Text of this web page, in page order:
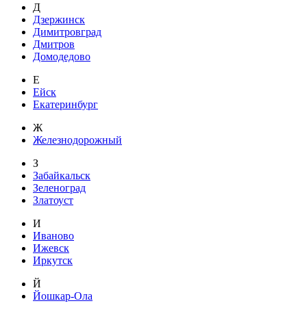
Д
Дзержинск
Димитровград
Дмитров
Домодедово
Е
Ейск
Екатеринбург
Ж
Железнодорожный
З
Забайкальск
Зеленоград
Златоуст
И
Иваново
Ижевск
Иркутск
Й
Йошкар-Ола